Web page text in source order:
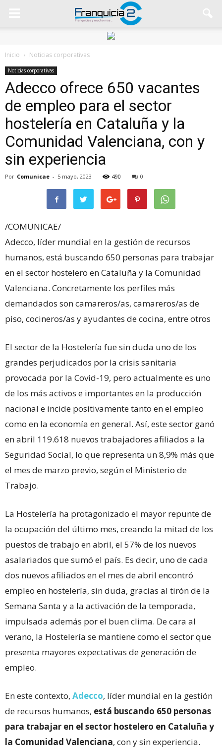
Inicio Noticias corporativas
Noticias corporativas
Adecco ofrece 650 vacantes
de empleo para el sector
hostelería en Cataluña y la
Comunidad Valenciana, con y
sin experiencia
Por Comunicae - 5 mayo, 2023 490 0
/COMUNICAE/
Adecco, líder mundial en la gestión de recursos
humanos, está buscando 650 personas para trabajar
en el sector hostelero en Cataluña y la Comunidad
Valenciana. Concretamente los perfiles más
demandados son camareros/as, camareros/as de
piso, cocineros/as y ayudantes de cocina, entre otros
El sector de la Hostelería fue sin duda uno de los
grandes perjudicados por la crisis sanitaria
provocada por la Covid-19, pero actualmente es uno
de los más activos e importantes en la producción
nacional e incide positivamente tanto en el empleo
como en la economía en general. Así, este sector ganó
en abril 119.618 nuevos trabajadores afiliados a la
Seguridad Social, lo que representa un 8,9% más que
el mes de marzo previo, según el Ministerio de
Trabajo.
La Hostelería ha protagonizado el mayor repunte de
la ocupación del último mes, creando la mitad de los
puestos de trabajo en abril, el 57% de los nuevos
asalariados que sumó el país. Es decir, uno de cada
dos nuevos afiliados en el mes de abril encontró
empleo en hostelería, sin duda, gracias al tirón de la
Semana Santa y a la activación de la temporada,
impulsada además por el buen clima. De cara al
verano, la Hostelería se mantiene como el sector que
presenta mayores expectativas de generación de
empleo.
En este contexto, Adecco, líder mundial en la gestión
de recursos humanos, está buscando 650 personas
para trabajar en el sector hostelero en Cataluña y
la Comunidad Valenciana, con y sin experiencia.